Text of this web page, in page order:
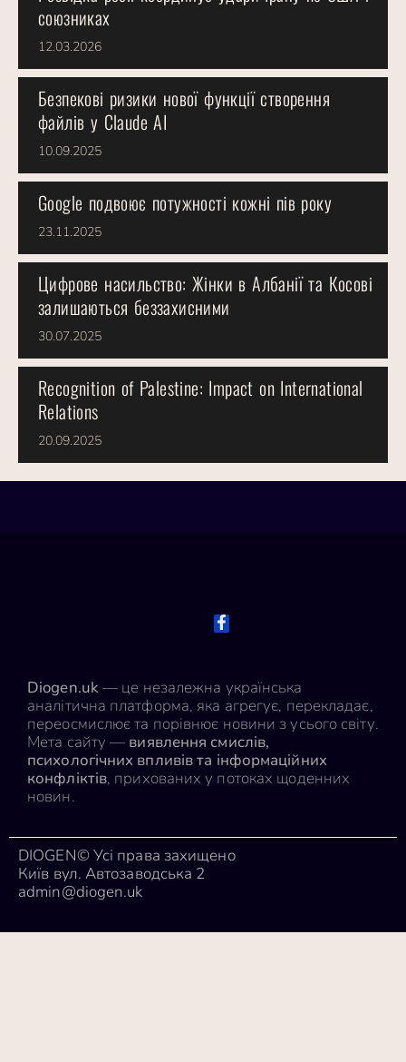
союзниках
12.03.2026
Безпекові ризики нової функції створення
файлів у Claude AI
10.09.2025
Google подвоює потужності кожні пів року
23.11.2025
Цифрове насильство: Жінки в Албанії та Косові
залишаються беззахисними
30.07.2025
Recognition of Palestine: Impact on International
Relations
20.09.2025
Diogen.uk — це незалежна українська
аналітична платформа, яка агрегує, перекладає,
переосмислює та порівнює новини з усього світу.
Мета сайту — виявлення смислів,
психологічних впливів та інформаційних
конфліктів, прихованих у потоках щоденних
новин.
DIOGEN© Усі права захищено
Київ вул. Автозаводська 2
admin@diogen.uk